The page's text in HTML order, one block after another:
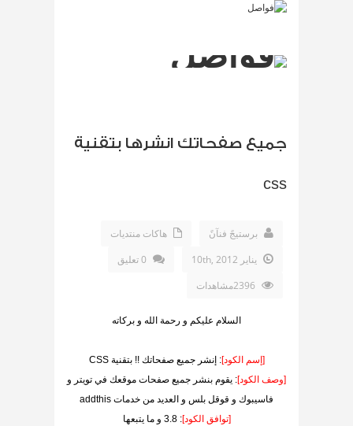
جميع صفحاتك انشرها بتقنية
css
برستيجً فنآنً
هاكات منتديات
يناير 10th, 2012
0 تعليق
السلام عليكم و رحمة الله و بركاته
[إسم الكود]: إنشر جميع صفحاتك !! بتقنية CSS
[وصف الكود]: يقوم بنشر جميع صفحات موقعك في تويتر و
فاسيبوك و قوقل بلس و العديد من خدمات addthis
[توافق الكود]: 3.8 و ما يتبعها